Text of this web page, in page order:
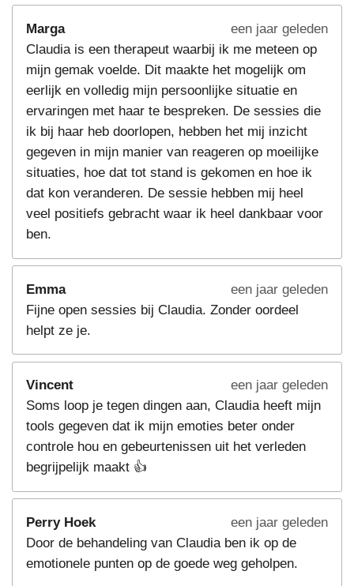
Marga
een jaar geleden
Claudia is een therapeut waarbij ik me meteen op
mijn gemak voelde. Dit maakte het mogelijk om
eerlijk en volledig mijn persoonlijke situatie en
ervaringen met haar te bespreken. De sessies die
ik bij haar heb doorlopen, hebben het mij inzicht
gegeven in mijn manier van reageren op moeilijke
situaties, hoe dat tot stand is gekomen en hoe ik
dat kon veranderen. De sessie hebben mij heel
veel positiefs gebracht waar ik heel dankbaar voor
ben.
Emma
een jaar geleden
Fijne open sessies bij Claudia. Zonder oordeel
helpt ze je.
Vincent
een jaar geleden
Soms loop je tegen dingen aan, Claudia heeft mijn
tools gegeven dat ik mijn emoties beter onder
controle hou en gebeurtenissen uit het verleden
begrijpelijk maakt 👍
Perry Hoek
een jaar geleden
Door de behandeling van Claudia ben ik op de
emotionele punten op de goede weg geholpen.